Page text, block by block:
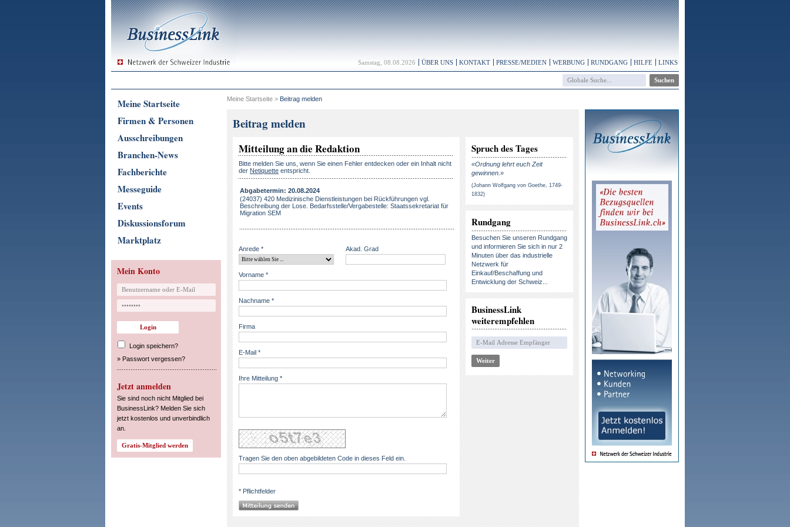
Samstag, 08.08.2026 ÜBER UNS KONTAKT PRESSE/MEDIEN WERBUNG RUNDGANG HILFE LINKS
Meine Startseite
Firmen & Personen
Ausschreibungen
Branchen-News
Fachberichte
Messeguide
Events
Diskussionsforum
Marktplatz
Mein Konto
Login speichern?
» Passwort vergessen?
Jetzt anmelden
Sie sind noch nicht Mitglied bei
BusinessLink? Melden Sie sich
jetzt kostenlos und unverbindlich
an.
Meine Startseite > Beitrag melden
Beitrag melden
Mitteilung an die Redaktion
Bitte melden Sie uns, wenn Sie einen Fehler entdecken oder ein Inhalt nicht
der Netiquette entspricht.
Abgabetermin: 20.08.2024
(24037) 420 Medizinische Dienstleistungen bei Rückführungen vgl.
Beschreibung der Lose. Bedarfsstelle/Vergabestelle: Staatssekretariat für
Migration SEM
Anrede * Akad. Grad
Vorname *
Nachname *
Firma
E-Mail *
Ihre Mitteilung *
Tragen Sie den oben abgebildeten Code in dieses Feld ein.
* Pflichtfelder
Spruch des Tages
«Ordnung lehrt euch Zeit
gewinnen.»
(Johann Wolfgang von Goethe, 1749-
1832)
Rundgang
Besuchen Sie unseren Rundgang
und informieren Sie sich in nur 2
Minuten über das industrielle
Netzwerk für
Einkauf/Beschaffung und
Entwicklung der Schweiz...
BusinessLink
weiterempfehlen